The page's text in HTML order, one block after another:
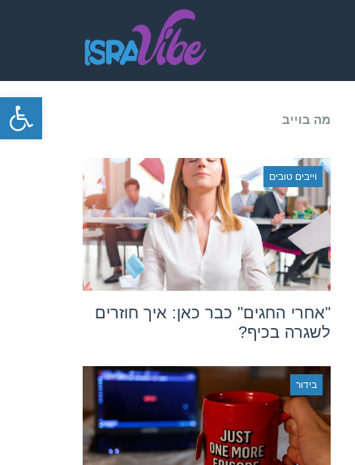
מה בוייב
וייבים טובים
"אחרי החגים" כבר כאן: איך חוזרים
לשגרה בכיף?
בידור
פתח